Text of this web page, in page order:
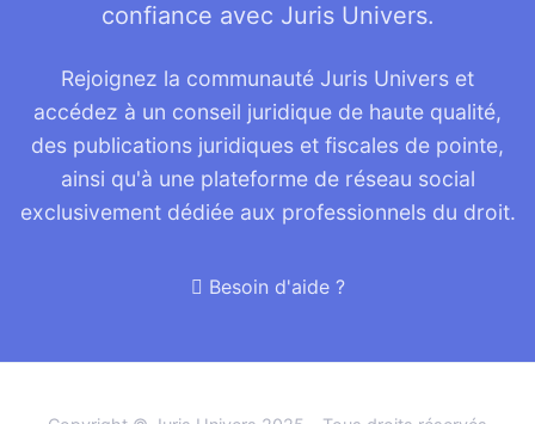
confiance avec Juris Univers.
Rejoignez la communauté Juris Univers et
accédez à un conseil juridique de haute qualité,
des publications juridiques et fiscales de pointe,
ainsi qu'à une plateforme de réseau social
exclusivement dédiée aux professionnels du droit.
Besoin d'aide ?